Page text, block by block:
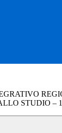
STUDIO –